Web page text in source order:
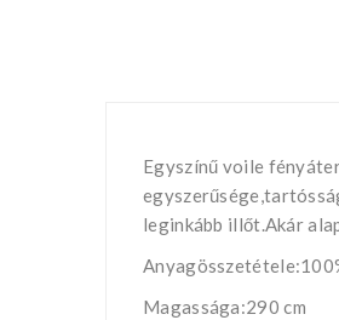
Egyszínű voile
leginkább illőt.Akár
Magassága:290 cm